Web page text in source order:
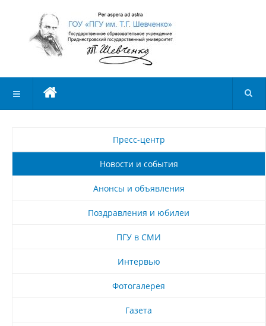
Пресс-центр
Новости и события
Анонсы и объявления
Поздравления и юбилеи
ПГУ в СМИ
Интервью
Фотогалерея
Газета